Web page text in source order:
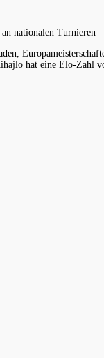
nationalen Turnieren
hat eine Elo-Zahl